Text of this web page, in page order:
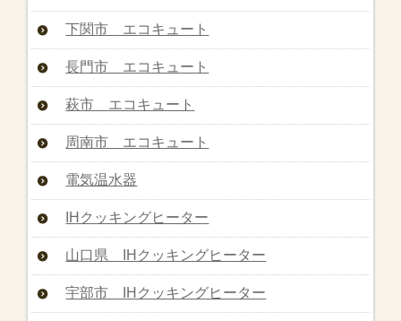
下関市 エコキュート
長門市 エコキュート
萩市 エコキュート
周南市 エコキュート
電気温水器
IHクッキングヒーター
山口県 IHクッキングヒーター
宇部市 IHクッキングヒーター